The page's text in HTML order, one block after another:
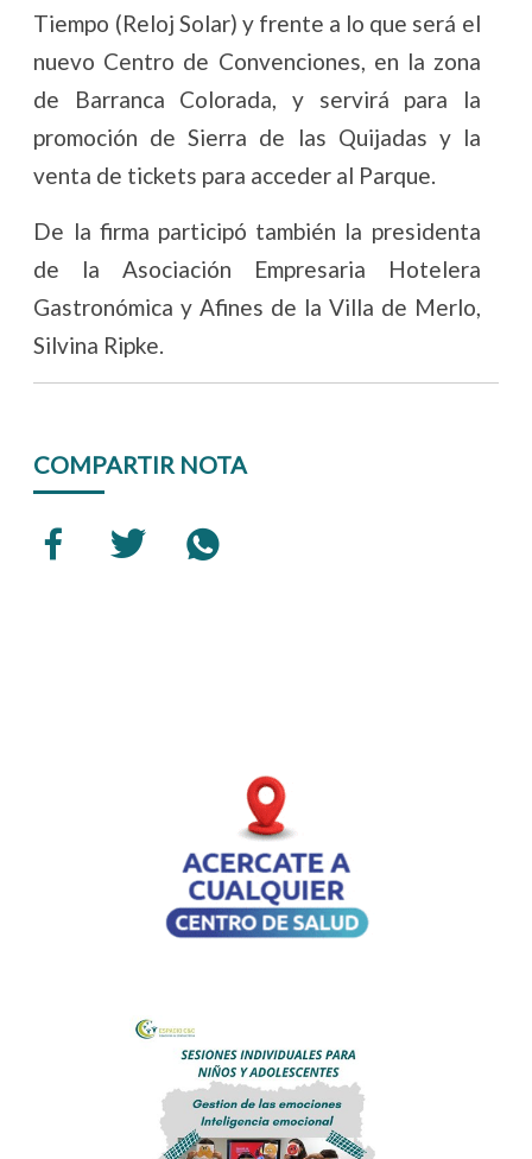
Tiempo (Reloj Solar) y frente a lo que será el
nuevo Centro de Convenciones, en la zona
de Barranca Colorada, y servirá para la
promoción de Sierra de las Quijadas y la
venta de tickets para acceder al Parque.
De la firma participó también la presidenta
de la Asociación Empresaria Hotelera
Gastronómica y Afines de la Villa de Merlo,
Silvina Ripke.
COMPARTIR NOTA